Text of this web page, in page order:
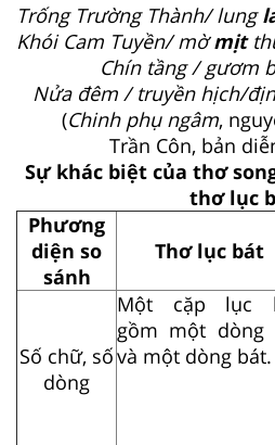
Trống Trường Thành/ lung
Khói Cam Tuyền/ mờmịt
Chín tầng / gươm
Nửa đêm / truyền hịch/
(Chinh phụ ngâm,
Trần Côn, bản
Sự khác biệt của thơ
thơ lục
Phương
diện so
sánh
Thơ lục bát
Số chữ, số
dòng
Một cặp lục
gồm một dòng
và một dòng bát.